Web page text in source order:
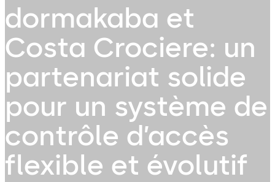
dormakaba et
Costa Crociere: un
partenariat solide
pour un système de
contrôle d’accès
flexible et évolutif